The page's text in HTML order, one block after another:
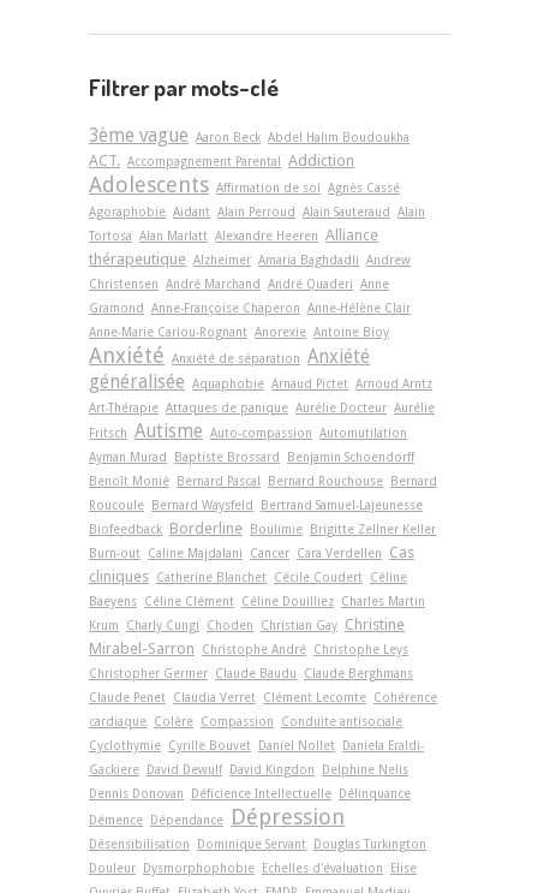
Filtrer par mots-clé
3ème vague Aaron Beck Abdel Halim Boudoukha
ACT. Accompagnement Parental Addiction
Adolescents Affirmation de soi Agnès Cassé
Agoraphobie Aidant Alain Perroud Alain Sauteraud Alain
Tortosa Alan Marlatt Alexandre Heeren Alliance
thérapeutique Alzheimer Amaria Baghdadli Andrew
Christensen André Marchand André Quaderi Anne
Gramond Anne-Françoise Chaperon Anne-Hélène Clair
Anne-Marie Cariou-Rognant Anorexie Antoine Bioy
Anxiété Anxiété de séparation Anxiété
généralisée Aquaphobie Arnaud Pictet Arnoud Arntz
Art-Thérapie Attaques de panique Aurélie Docteur Aurélie
Fritsch Autisme Auto-compassion Automutilation
Ayman Murad
Baptiste Brossard
Benjamin Schoendorff
Benoît Monié Bernard Pascal Bernard Rouchouse Bernard
Roucoule Bernard Waysfeld
Bertrand Samuel-Lajeunesse
Biofeedback Borderline Boulimie Brigitte Zellner Keller
Burn-out Caline Majdalani Cancer Cara Verdellen
Cas
cliniques Catherine Blanchet Cécile Coudert Céline
Baeyens Céline Clément Céline Douilliez Charles Martin
Krum
Charly Cungi Choden Christian Gay Christine
Mirabel-Sarron
Christophe André Christophe Leys
Christopher Germer Claude Baudu
Claude Berghmans
Claude Penet Claudia Verret Clément Lecomte Cohérence
cardiaque Colère Compassion
Conduite antisociale
Cyclothymie Cyrille Bouvet Daniel Nollet Daniela Eraldi-
Gackiere David Dewulf David Kingdon
Delphine Nelis
Dennis Donovan
Déficience Intellectuelle Délinquance
Démence Dépendance Dépression
Désensibilisation Dominique Servant Douglas Turkington
Douleur Dysmorphophobie Echelles d'évaluation
Elise